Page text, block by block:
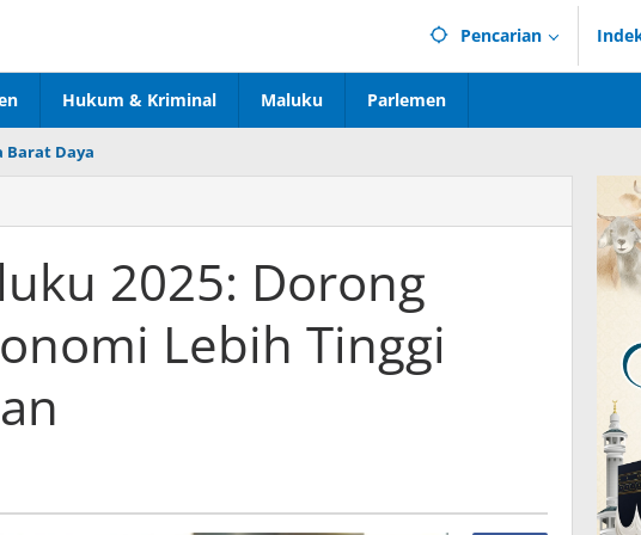
Pencarian
Hukum & Kriminal Maluku Parlemen
Barat Daya
2025: Dorong
Lebih Tinggi